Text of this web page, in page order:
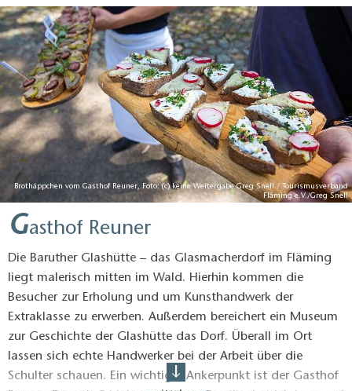
Brothäppchen vom Gasthof Reuner, Foto: (c) keine Weitergabe Greg Snell / Tourismusverband
Fläming e.V./Greg Snell
Gasthof Reuner
Die Baruther Glashütte – das Glasmacherdorf im Fläming
liegt malerisch mitten im Wald. Hierhin kommen die
Besucher zur Erholung und um Kunsthandwerk der
Extraklasse zu erwerben. Außerdem bereichert ein Museum
zur Geschichte der Glashütte das Dorf. Überall im Ort
lassen sich echte Handwerker bei der Arbeit über die
Schulter schauen. Ein wichtiger Ankerpunkt ist der Gasthof